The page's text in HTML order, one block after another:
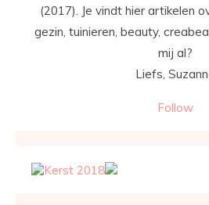
(2017). Je vindt hier artikelen
gezin, tuinieren, beauty,
mij al?
Liefs,
Follow